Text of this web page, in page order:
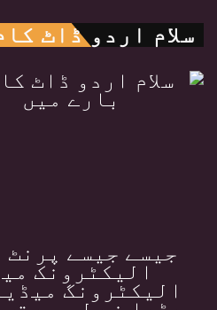
سلام اردو ڈاٹ
جیسے جیسے پرنٹ
الیکٹرونک
الیکٹرونگ